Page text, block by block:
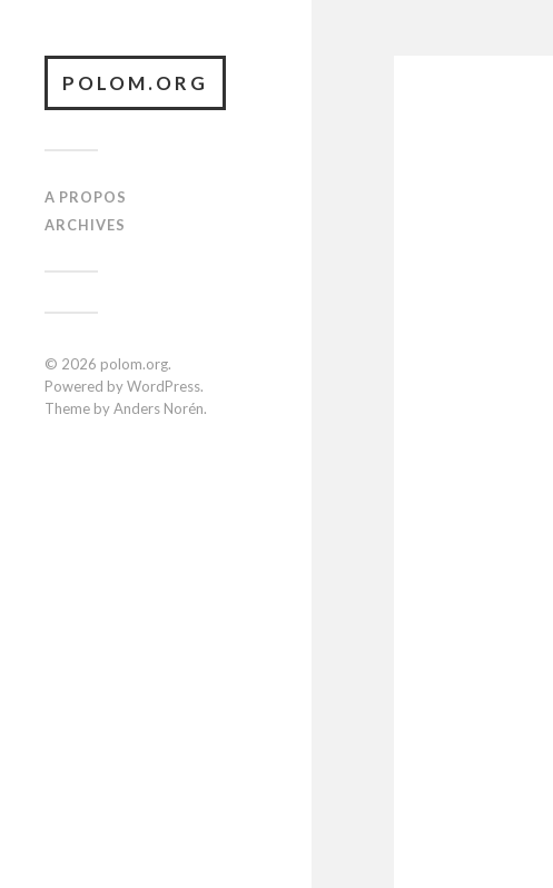
POLOM.ORG
A PROPOS
ARCHIVES
© 2026 polom.org.
Powered byWordPress.
Theme byAnders Norén.